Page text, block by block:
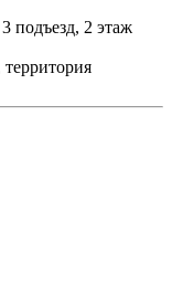
подъезд, 2 этаж